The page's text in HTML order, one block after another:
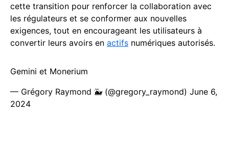
cette transition pour renforcer la collaboration avec
les régulateurs et se conformer aux nouvelles
exigences, tout en encourageant les utilisateurs à
convertir leurs avoirs en actifs numériques autorisés.
Gemini et Monerium
— Grégory Raymond 🐳 (@gregory_raymond) June 6,
2024